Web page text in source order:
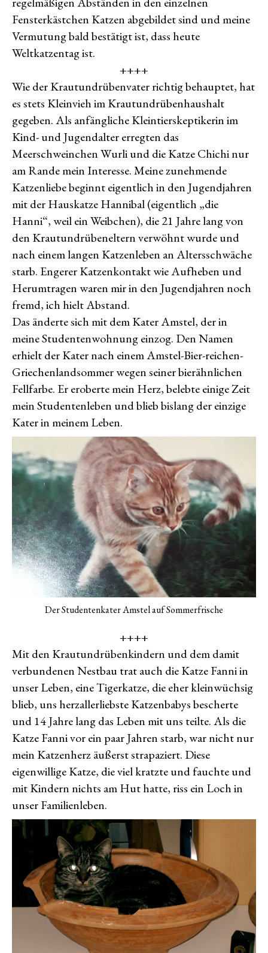
Fensterkästchen Katzen abgebildet sind und meine
Vermutung bald bestätigt ist, dass heute
Weltkatzentag ist.
++++
Wie der Krautundrübenvater richtig behauptet, hat
es stets Kleinvieh im Krautundrübenhaushalt
gegeben. Als anfängliche Kleintierskeptikerin im
Kind- und Jugendalter erregten das
Meerschweinchen Wurli und die Katze Chichi nur
am Rande mein Interesse. Meine zunehmende
Katzenliebe beginnt eigentlich in den Jugendjahren
mit der Hauskatze Hannibal (eigentlich „die
Hanni“, weil ein Weibchen), die 21 Jahre lang von
den Krautundrübeneltern verwöhnt wurde und
nach einem langen Katzenleben an Altersschwäche
starb. Engerer Katzenkontakt wie Aufheben und
Herumtragen waren mir in den Jugendjahren noch
fremd, ich hielt Abstand.
Das änderte sich mit dem Kater Amstel, der in
meine Studentenwohnung einzog. Den Namen
erhielt der Kater nach einem Amstel-Bier-reichen-
Griechenlandsommer wegen seiner bierähnlichen
Fellfarbe. Er eroberte mein Herz, belebte einige Zeit
mein Studentenleben und blieb bislang der einzige
Kater in meinem Leben.
Der Studentenkater Amstel auf Sommerfrische
++++
Mit den Krautundrübenkindern und dem damit
verbundenen Nestbau trat auch die Katze Fanni in
unser Leben, eine Tigerkatze, die eher kleinwüchsig
blieb, uns herzallerliebste Katzenbabys bescherte
und 14 Jahre lang das Leben mit uns teilte. Als die
Katze Fanni vor ein paar Jahren starb, war nicht nur
mein Katzenherz äußerst strapaziert. Diese
eigenwillige Katze, die viel kratzte und fauchte und
mit Kindern nichts am Hut hatte, riss ein Loch in
unser Familienleben.